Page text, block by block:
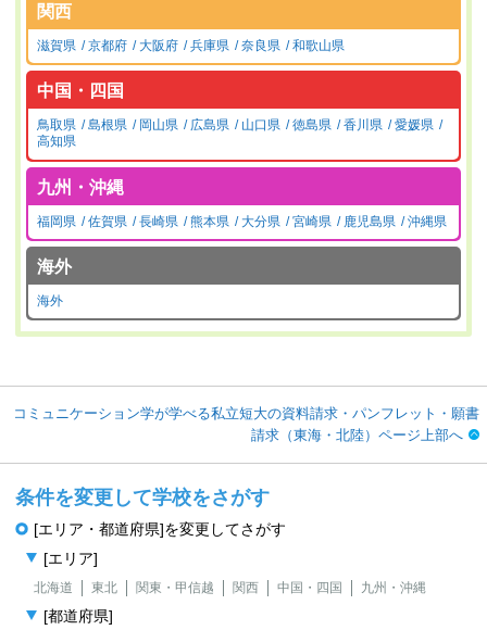
関西
滋賀県 京都府 大阪府 兵庫県 奈良県 和歌山県
中国・四国
鳥取県 島根県 岡山県 広島県 山口県 徳島県 香川県
愛媛県
高知県
九州・沖縄
福岡県 佐賀県 長崎県 熊本県 大分県 宮崎県 鹿児島県 沖縄県
海外
海外
コミュニケーション学が学べる私立短大の資料請求・パンフレット・願書
請求（東海・北陸）ページ上部へ
条件を変更して学校をさがす
[エリア・都道府県]を変更してさがす
[エリア]
北海道 東北 関東・甲信越 関西 中国・四国 九州・沖縄
[都道府県]